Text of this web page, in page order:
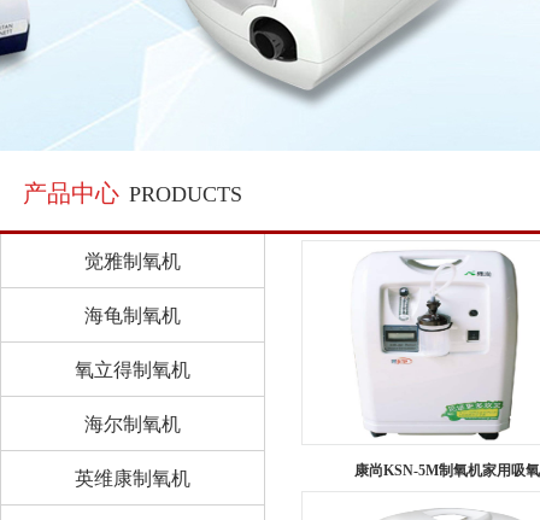
产品中心 PRODUCTS
觉雅制氧机
海龟制氧机
氧立得制氧机
海尔制氧机
英维康制氧机 康尚KSN-5M制氧机家用吸